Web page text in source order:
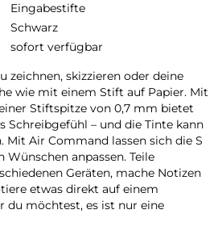
Eingabestifte
Schwarz
sofort verfügbar
zeichnen, skizzieren oder deine
wie mit einem Stift auf Papier. Mit
Stiftspitze von 0,7 mm bietet
Schreibgefühl – und die Tinte kann
Mit Air Command lassen sich die S
Wünschen anpassen. Teile
Geräten, mache Notizen
etwas direkt auf einem
du möchtest, es ist nur eine